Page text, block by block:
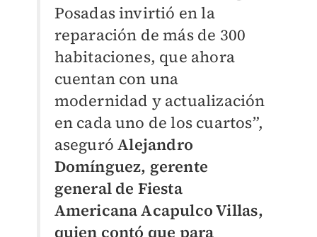
Posadas invirtió en la
reparación de más de 300
habitaciones, que ahora
cuentan con una
modernidad y actualización
en cada uno de los cuartos”,
aseguróAlejandro
Domínguez, gerente
general de Fiesta
Americana Acapulco Villas,
quien contó que para